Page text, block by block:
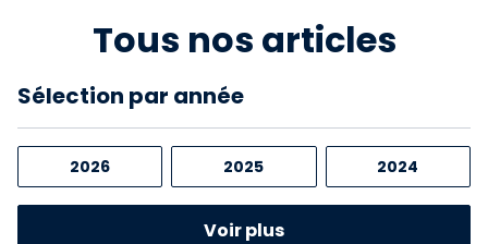
Notre revue
Boutique
Tous nos articles
Sélection par année
2026 2025 2024
2022
Voir plus